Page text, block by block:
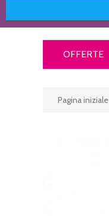
OFFERTE
Pagina iniziale